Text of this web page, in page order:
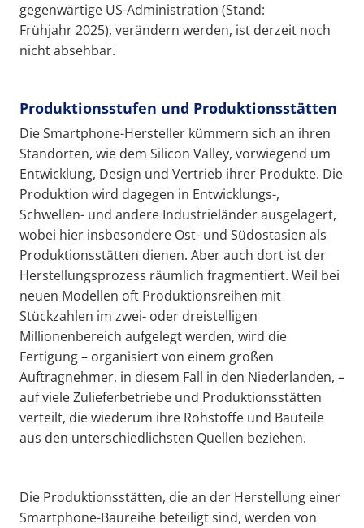
gegenwärtige US-Administration (Stand:
Frühjahr 2025), verändern werden, ist derzeit noch
nicht absehbar.
Produktionsstufen und Produktionsstätten
Die Smartphone-Hersteller kümmern sich an ihren
Standorten, wie dem Silicon Valley, vorwiegend um
Entwicklung, Design und Vertrieb ihrer Produkte. Die
Produktion wird dagegen in Entwicklungs-,
Schwellen- und andere Industrieländer ausgelagert,
wobei hier insbesondere Ost- und Südostasien als
Produktionsstätten dienen. Aber auch dort ist der
Herstellungsprozess räumlich fragmentiert. Weil bei
neuen Modellen oft Produktionsreihen mit
Stückzahlen im zwei- oder dreistelligen
Millionenbereich aufgelegt werden, wird die
Fertigung – organisiert von einem großen
Auftragnehmer, in diesem Fall in den Niederlanden, –
auf viele Zulieferbetriebe und Produktionsstätten
verteilt, die wiederum ihre Rohstoffe und Bauteile
aus den unterschiedlichsten Quellen beziehen.
Die Produktionsstätten, die an der Herstellung einer
Smartphone-Baureihe beteiligt sind, werden von